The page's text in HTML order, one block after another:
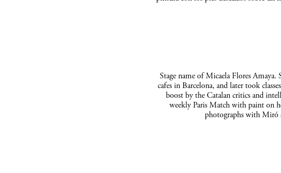
Stage name of Micaela Flores Amaya.
cafes in Barcelona, and later took
boost by the Catalan critics and
weekly Paris Match with paint on
photographs with Miró